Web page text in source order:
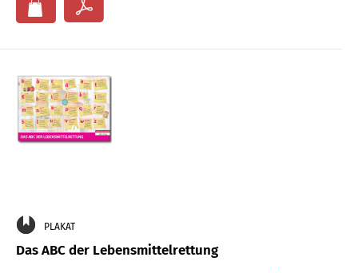
PLAKAT
Das ABC der Lebensmittelrettung